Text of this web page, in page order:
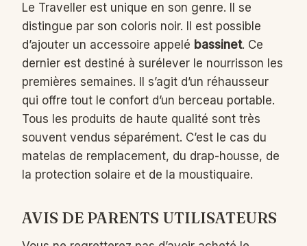
Le Traveller est unique en son genre. Il se
distingue par son coloris noir. Il est possible
d’ajouter un accessoire appelé bassinet. Ce
dernier est destiné à surélever le nourrisson les
premières semaines. Il s’agit d’un réhausseur
qui offre tout le confort d’un berceau portable.
Tous les produits de haute qualité sont très
souvent vendus séparément. C’est le cas du
matelas de remplacement, du drap-housse, de
la protection solaire et de la moustiquaire.
AVIS DE PARENTS UTILISATEURS